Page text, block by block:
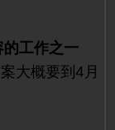
的工作之一
大概要到4月